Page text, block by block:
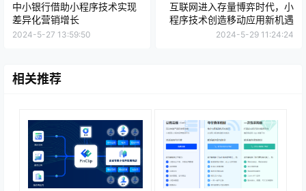
中小银行借助小程序技术实现
差异化营销增长
2024-5-27 13:59:50
互联网进入存量博弈时代，小
程序技术创造移动应用新机遇
2024-5-29 11:24:24
相关推荐